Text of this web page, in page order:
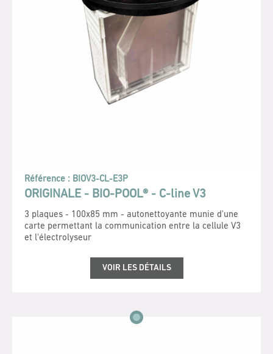
Référence : BIOV3-CL-E3P
ORIGINALE - BIO-POOL® - C-line V3
3 plaques - 100x85 mm - autonettoyante munie d'une
carte permettant la communication entre la cellule V3
et l'électrolyseur
VOIR LES DÉTAILS